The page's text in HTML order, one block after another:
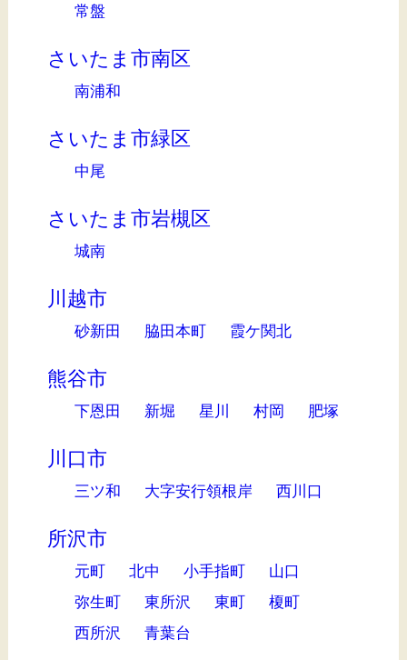
常盤
さいたま市南区
南浦和
さいたま市緑区
中尾
さいたま市岩槻区
城南
川越市
砂新田 脇田本町 霞ケ関北
熊谷市
下恩田 新堀 星川 村岡 肥塚
川口市
三ツ和 大字安行領根岸 西川口
所沢市
元町 北中 小手指町
山口
弥生町
東所沢 東町
榎町
西所沢
青葉台